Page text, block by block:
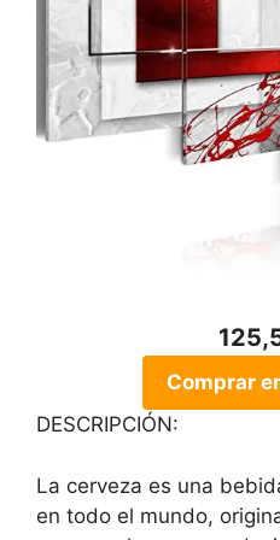
Comprar
DESCRIPCIÓN:
La cerveza es una
en todo el mundo,